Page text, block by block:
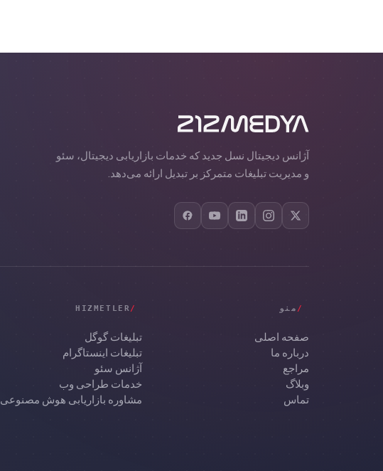
آژانس دیجیتال نسل جدید که خدمات بازاریابی دیجیتال، سئو
و مدیریت تبلیغات متمرکز بر تبدیل ارائه می‌دهد.
/ منو
صفحه اصلی
درباره ما
مراجع
وبلاگ
تماس
/
HIZMETLER
تبلیغات گوگل
تبلیغات اینستاگرام
آژانس سئو
خدمات طراحی وب
مشاوره بازاریابی هوش مصنوعی